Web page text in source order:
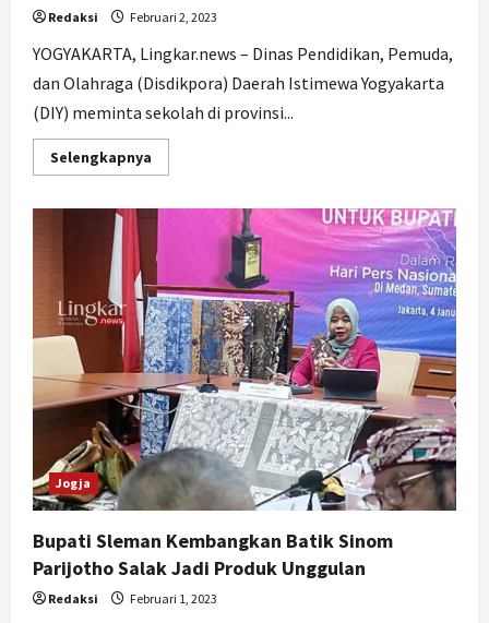
Redaksi Februari 2, 2023
YOGYAKARTA, Lingkar.news – Dinas Pendidikan, Pemuda,
dan Olahraga (Disdikpora) Daerah Istimewa Yogyakarta
(DIY) meminta sekolah di provinsi...
Selengkapnya
more
DIY
Imbau
Sekolah
Bentuk
Tim
Keamanan
Jogja
Bupati Sleman Kembangkan Batik Sinom
Parijotho Salak Jadi Produk Unggulan
Redaksi Februari 1, 2023